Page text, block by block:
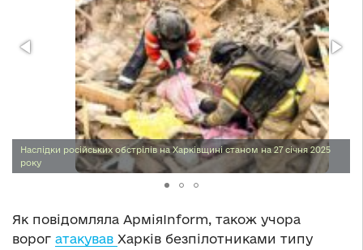
Наслідки російських обстрілів на Харківщині станом на 27 січня 2025
року
Як повідомляла АрміяInform, також учора
ворог атакував Харків безпілотниками типу